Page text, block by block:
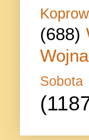
(688)
Wojna
Sobota